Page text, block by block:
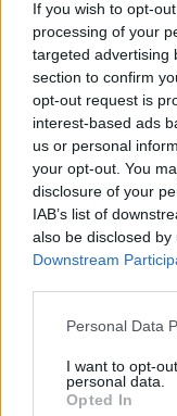
If you wish to opt-
processing of your
targeted advertising
section to confirm
opt-out request is
interest-based ads
us or personal
your opt-out. You
disclosure of your
IAB’s list of
also be disclosed
Downstream
Personal Data
I want to opt-
personal data.
Opted In
Inventarier och hästar
PERSONPORTRÄTT
Till Bjäre igen